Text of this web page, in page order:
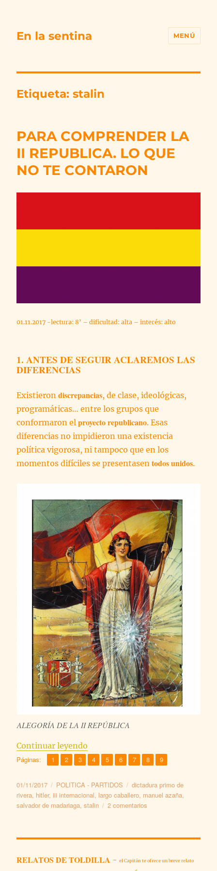
En la sentina MENÚ
Etiqueta:stalin
PARA COMPRENDER LA
II REPUBLICA. LO QUE
NO TE CONTARON
01.11.2017 -lectura: 8’ – dificultad: alta – interés: alto
1. ANTES DE SEGUIR ACLAREMOS LAS
DIFERENCIAS
Existierondiscrepancias, de clase, ideológicas,
programáticas… entre los grupos que
conformaron elproyecto republicano. Esas
diferencias no impidieron una existencia
política vigorosa, ni tampoco que en los
momentos difíciles se presentasentodos unidos.
ALEGORÍA DE LA II REPÚBLICA
Continuar leyendo
Páginas: Página
1 ,
Página
2 ,
Página
3 ,
Página
4 ,
Página
5 ,
Página
6 ,
Página
7 ,
Página
8 ,
Página
9
Publicado
el
01/11/2017 Categorías
POLITICA - PARTIDOS Etiquetas
dictadura primo de
rivera, hitler,iii internacional, largo caballero, manuel azaña,
salvador de madariaga,stalin 2 comentarios
LA
RELATOS DE TOLDILLA -el Capitán te ofrece un breve relato